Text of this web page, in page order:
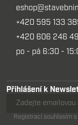
+420 595 133
+420 606 246
po - pá 6:30 -
Přihlášení k
Registrací souhlasím